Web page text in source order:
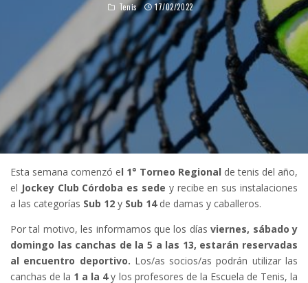
Tenis 17/02/2022
Esta semana comenzó el 1° Torneo Regional de tenis del año,
el Jockey Club Córdoba es sede y recibe en sus instalaciones
a las categorías Sub 12 y Sub 14de damas y caballeros.
Por tal motivo, les informamos que los días viernes, sábado y
domingo las canchas de la 5 a las 13, estarán reservadas
al encuentro deportivo. Los/as socios/as podrán utilizar las
canchas de la 1 a la 4y los profesores de la Escuela de Tenis, la